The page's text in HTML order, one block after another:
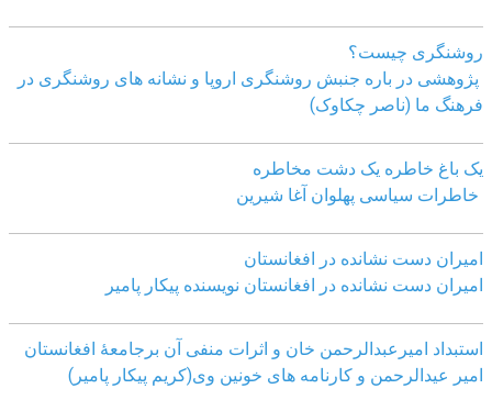
روشنگری چیست؟
پژوهشی در باره جنبش روشنگری اروپا و نشانه های روشنگری در
فرهنگ ما (ناصر چکاوک)
یک باغ خاطره یک دشت مخاطره
خاطرات سیاسی پهلوان آغا شیرین
امیران دست نشانده در افغانستان
امیران دست نشانده در افغانستان نویسنده پیکار پامیر
استبداد امیرعبدالرحمن خان و اثرات منفی آن برجامعۀ افغانستان
امیر عیدالرحمن و کارنامه های خونین وی(کریم پیکار پامیر)